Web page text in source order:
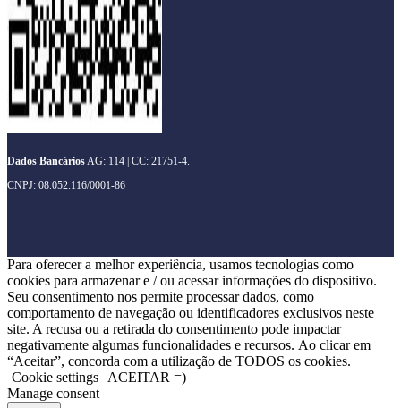
Dados BancáriosAG: 114 | CC: 21751-4.
CNPJ: 08.052.116/0001-86
Para oferecer a melhor experiência, usamos tecnologias como
cookies para armazenar e / ou acessar informações do dispositivo.
Seu consentimento nos permite processar dados, como
comportamento de navegação ou identificadores exclusivos neste
site. A recusa ou a retirada do consentimento pode impactar
negativamente algumas funcionalidades e recursos. Ao clicar em
“Aceitar”, concorda com a utilização de TODOS os cookies.
Cookie settings
ACEITAR =)
Manage consent